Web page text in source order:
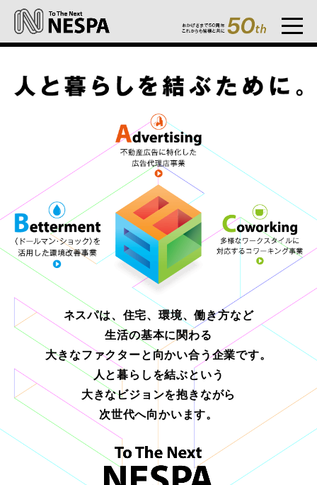
ネスパは、住宅、環境、働き方など
生活の基本に関わる
大きなファクターと向かい合う企業です。
人と暮らしを結ぶという
大きなビジョンを抱きながら
次世代へ向かいます。